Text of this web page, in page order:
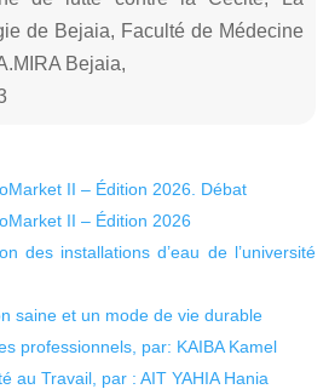
de Bejaia, Faculté de Médecine
Bejaia,
II – Édition 2026. Débat
II – Édition 2026
des installations d’eau de l’université
saine et un mode de vie durable
professionnels, par: KAIBA Kamel
au Travail, par : AIT YAHIA Hania